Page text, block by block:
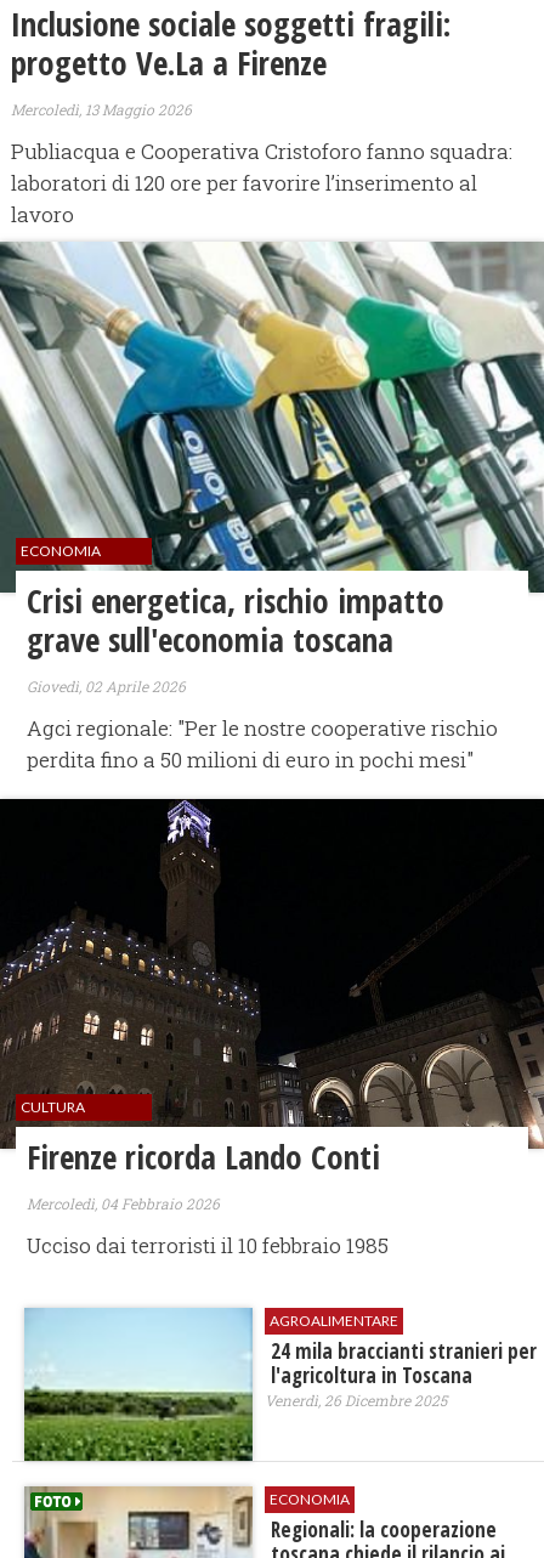
Inclusione sociale soggetti fragili:
progetto Ve.La a Firenze
Mercoledì, 13 Maggio 2026
Publiacqua e Cooperativa Cristoforo fanno squadra:
laboratori di 120 ore per favorire l’inserimento al
lavoro
ECONOMIA
Crisi energetica, rischio impatto
grave sull'economia toscana
Giovedì, 02 Aprile 2026
Agci regionale: "Per le nostre cooperative rischio
perdita fino a 50 milioni di euro in pochi mesi"
CULTURA
Firenze ricorda Lando Conti
Mercoledì, 04 Febbraio 2026
Ucciso dai terroristi il 10 febbraio 1985
AGROALIMENTARE
24 mila braccianti stranieri per
l'agricoltura in Toscana
Venerdì, 26 Dicembre 2025
ECONOMIA
Regionali: la cooperazione